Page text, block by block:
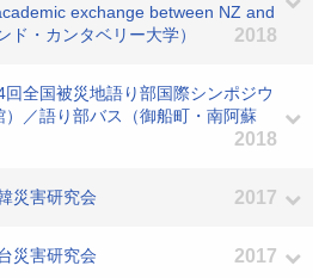
exchange between NZ and
ド・カンタベリー大学）
2018
全国被災地語り部国際シンポジウ
）／語り部バス（御船町・南阿蘇
2018
災害研究会 2017
災害研究会 2017